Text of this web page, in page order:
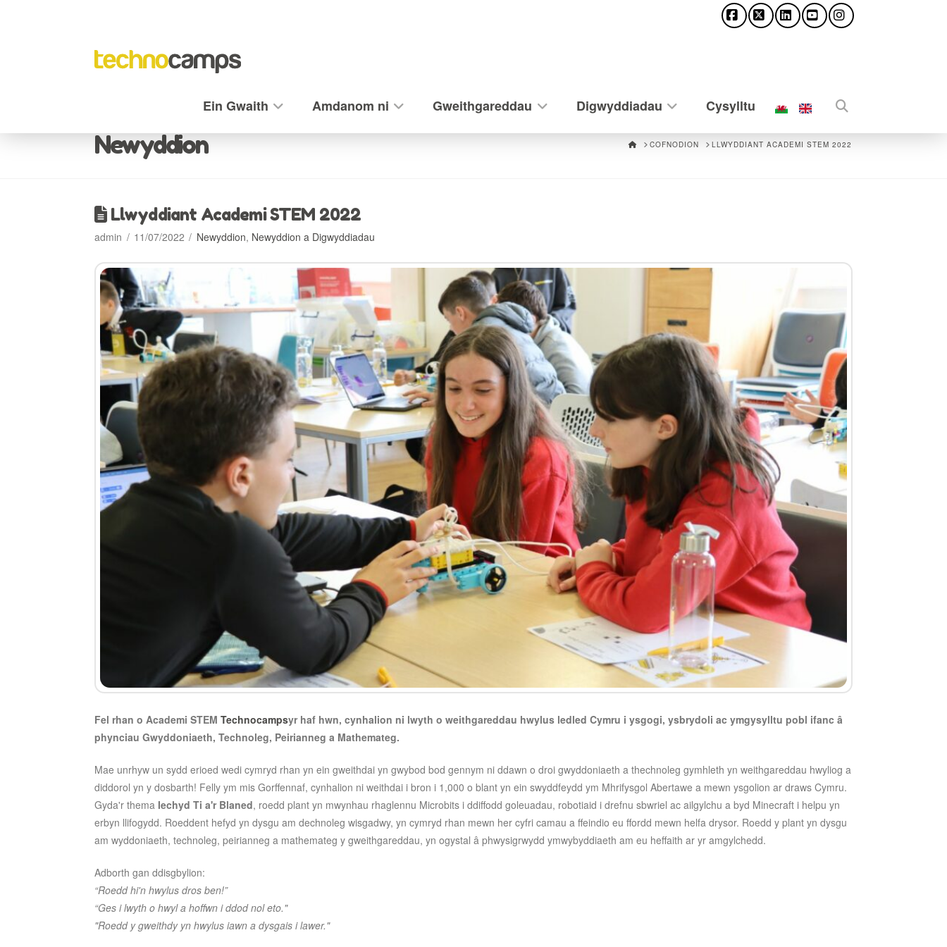
Ein Gwaith Amdanom ni Gweithgareddau Digwyddiadau Cysylltu
Newyddion HOMECOFNODION LLWYDDIANT ACADEMI STEM 2022
Llwyddiant Academi STEM 2022
admin 11/07/2022 Newyddion, Newyddion a Digwyddiadau
Fel rhan o Academi STEMTechnocampsyr haf hwn, cynhalion ni lwyth o weithgareddau hwylus ledled Cymru i ysgogi, ysbrydoli ac ymgysylltu pobl ifanc â
phynciau Gwyddoniaeth, Technoleg, Peirianneg a Mathemateg.
Mae unrhyw un sydd erioed wedi cymryd rhan yn ein gweithdai yn gwybod bod gennym ni ddawn o droi gwyddoniaeth a thechnoleg gymhleth yn weithgareddau hwyliog a
diddorol yn y dosbarth! Felly ym mis Gorffennaf, cynhalion ni weithdai i bron i 1,000 o blant yn ein swyddfeydd ym Mhrifysgol Abertawe a mewn ysgolion ar draws Cymru.
Gyda'r thema Iechyd Ti a'r Blaned, roedd plant yn mwynhau rhaglennu Microbits i ddiffodd goleuadau, robotiaid i drefnu sbwriel ac ailgylchu a byd Minecraft i helpu yn
erbyn llifogydd. Roeddent hefyd yn dysgu am dechnoleg wisgadwy, yn cymryd rhan mewn her cyfri camau a ffeindio eu ffordd mewn helfa drysor. Roedd y plant yn dysgu
am wyddoniaeth, technoleg, peirianneg a mathemateg y gweithgareddau, yn ogystal â phwysigrwydd ymwybyddiaeth am eu heffaith ar yr amgylchedd.
Adborth gan ddisgbylion:
“Roedd hi'n hwylus dros ben!”
“Ges i lwyth o hwyl a hoffwn i ddod nol eto."
"Roedd y gweithdy yn hwylus iawn a dysgais i lawer."